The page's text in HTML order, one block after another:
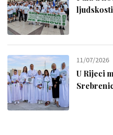
ljudskosti
11/07/2026
U Rijeci